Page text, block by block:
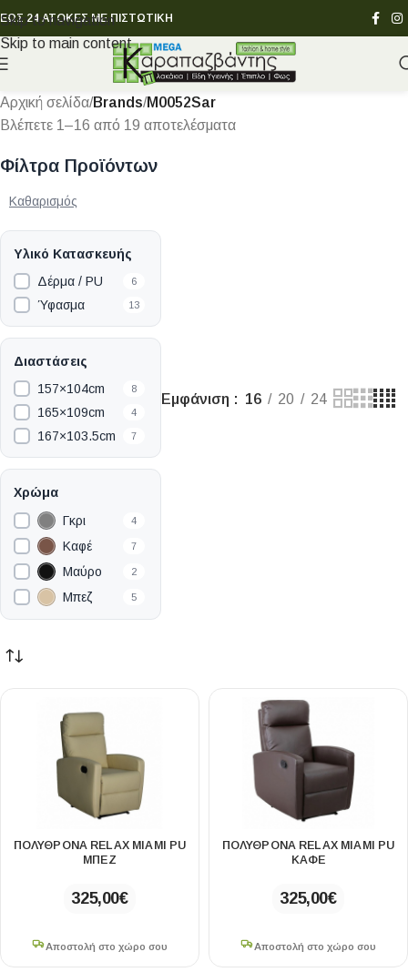
Skip to navigation
Skip to main content
ΕΩΣ 24 ΑΤΟΚΕΣ ΜΕ ΠΙΣΤΩΤΙΚΗ
Αρχική σελίδα/Brands/M0052Sar
Βλέπετε 1–16 από 19 αποτελέσματα
Φίλτρα Προϊόντων
Καθαρισμός
Χρώμα
Γκρι
4
Καφέ 7
Μαύρο 2
Μπεζ 5
Διαστάσεις
157×104cm
8
165×109cm 4
167×103.5cm 7
Υλικό Κατασκευής
Δέρμα / PU
6
Ύφασμα 13
Εμφάνιση 16 20 24
ΠΟΛΥΘΡΌΝΑ RELAX ΜΙΑΜΙ PU
ΜΠΕΖ
325,00€
Αποστολή στο χώρο σου
ΠΟΛΥΘΡΌΝΑ RELAX ΜΙΑΜΙ PU
ΚΑΦΕ
325,00€
Αποστολή στο χώρο σου